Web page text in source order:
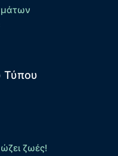
Τύπου
ζωές!